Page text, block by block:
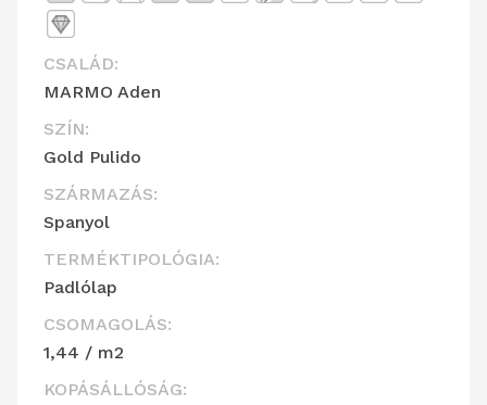
CSALÁD:
MARMO Aden
SZÍN:
Gold Pulido
SZÁRMAZÁS:
Spanyol
TERMÉKTIPOLÓGIA:
Padlólap
CSOMAGOLÁS:
1,44 / m2
KOPÁSÁLLÓSÁG: